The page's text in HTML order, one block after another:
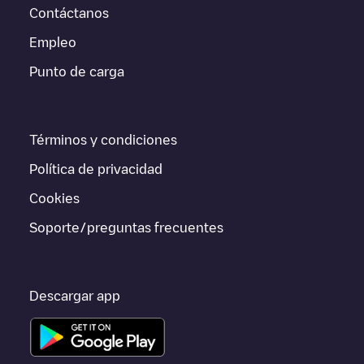
esta estación y las instrucciones necesarias para que puedas
NanterreLa borne bleue/0VEARBz76m
Si este cargador deNanterreno vale para tu coche, existen
a otras ciudades comoMontrouge
Gennevilliers
Hauts-de-Seine
Contáctanos
Empleo
Punto de carga
Términos y condiciones
Política de privacidad
Cookies
Soporte/preguntas frecuentes
Descargar app